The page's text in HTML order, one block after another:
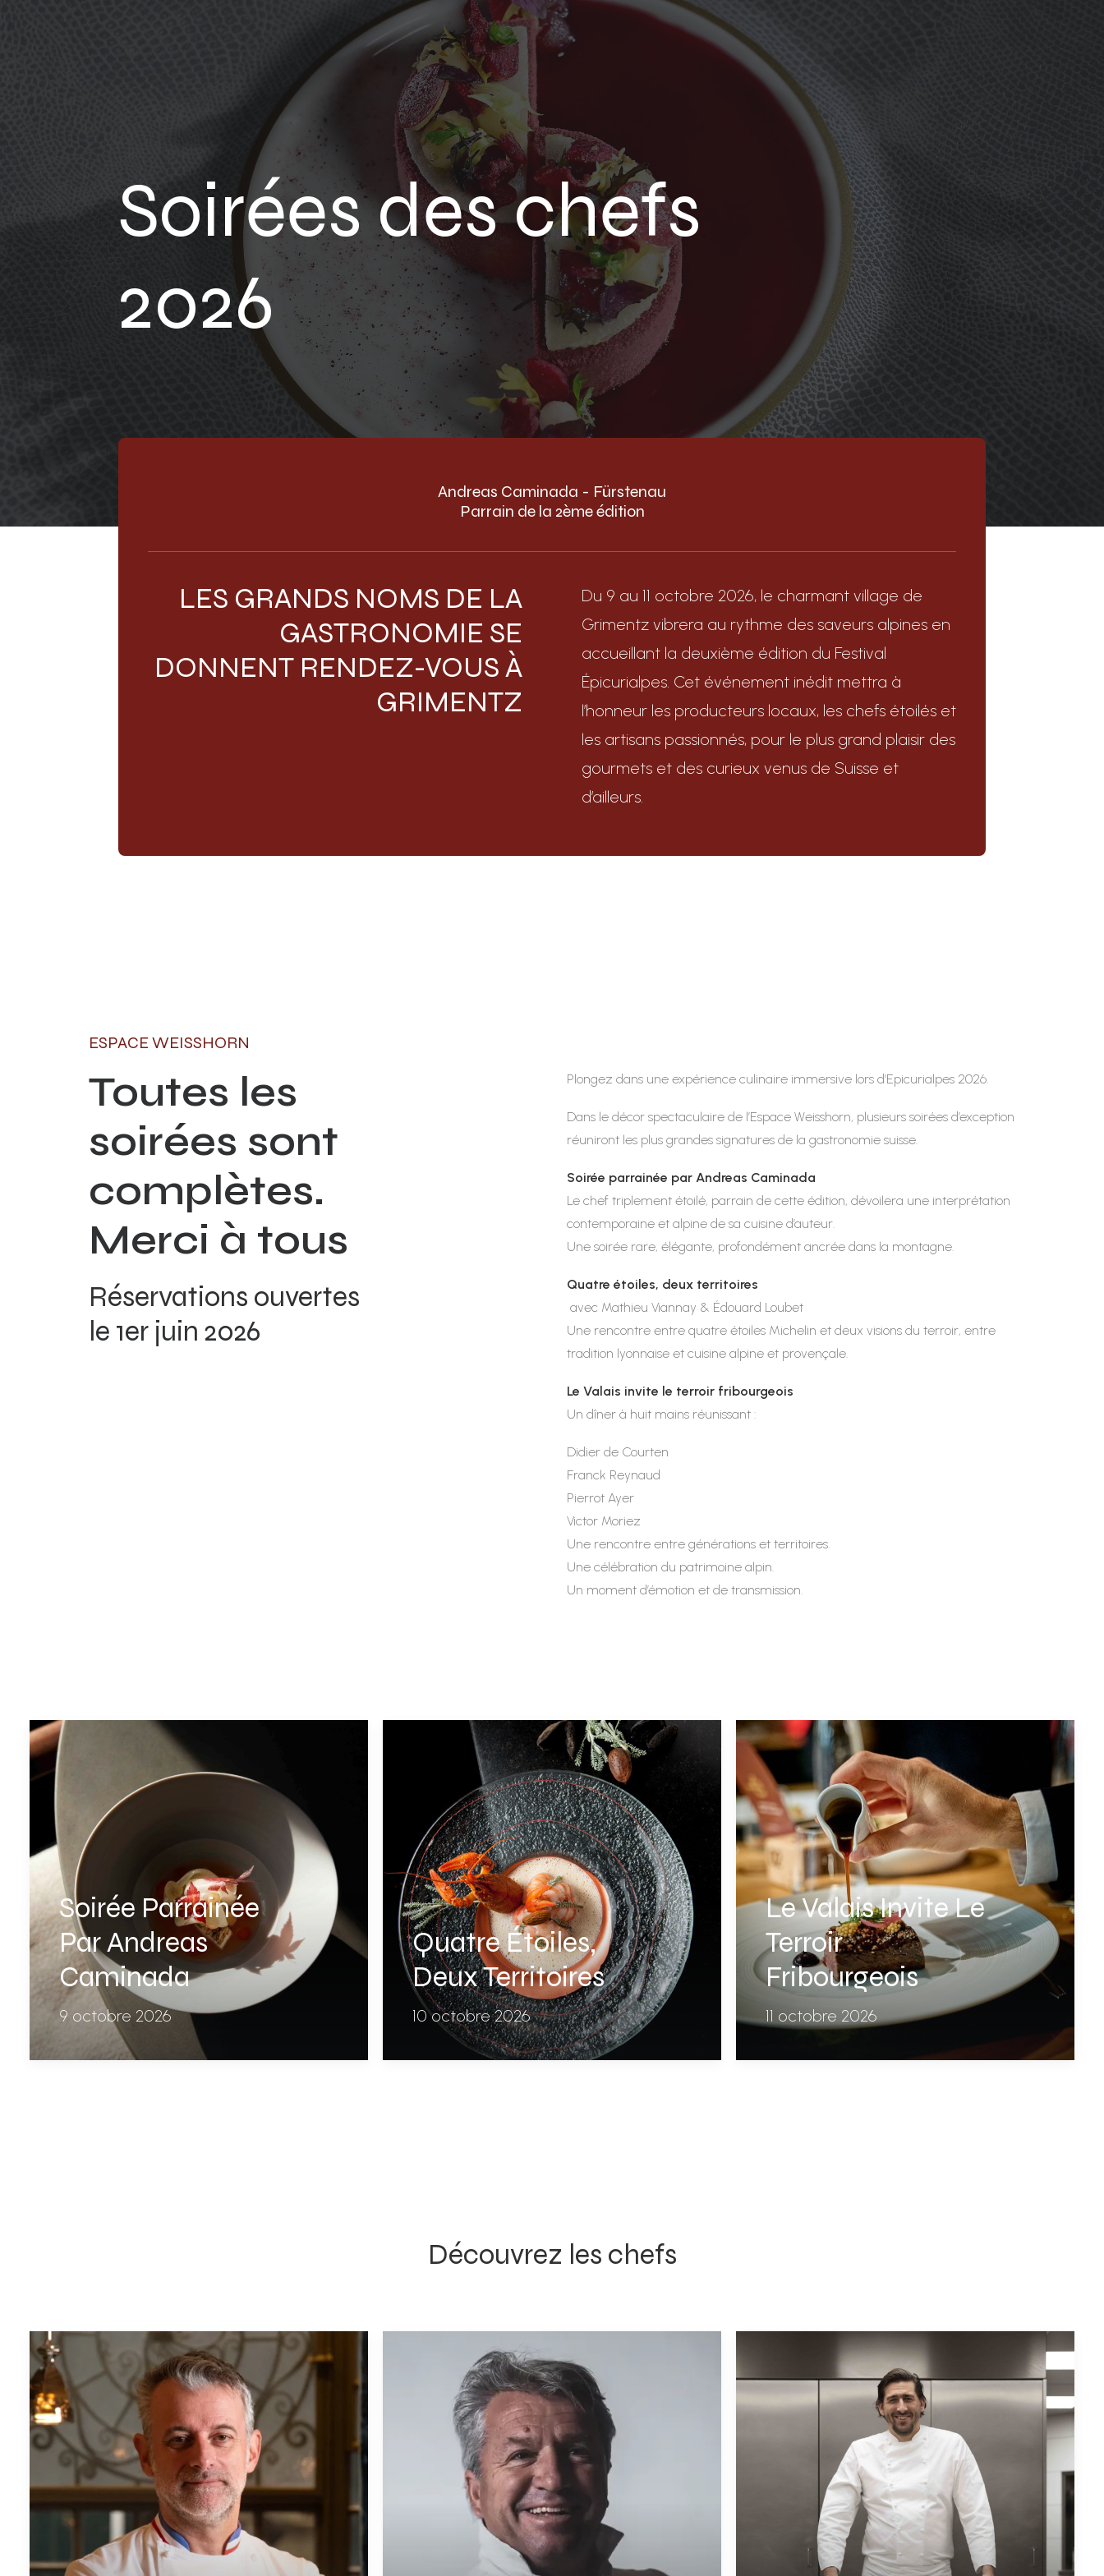
Soirées des chefs
2026
Andreas Caminada - Fürstenau
Parrain de la 2ème édition
LES GRANDS NOMS DE LA
GASTRONOMIE SE
DONNENT RENDEZ-VOUS À
GRIMENTZ
Du 9 au 11 octobre 2026, le charmant village de
Grimentz vibrera au rythme des saveurs alpines en
accueillant la deuxième édition du Festival
Épicurialpes. Cet événement inédit mettra à
l’honneur les producteurs locaux, les chefs étoilés et
les artisans passionnés, pour le plus grand plaisir des
gourmets et des curieux venus de Suisse et
d’ailleurs.
ESPACE WEISSHORN
Toutes les
soirées sont
complètes.
Merci à tous
Réservations ouvertes
le 1er juin 2026
Plongez dans une expérience culinaire immersive lors d’Epicurialpes 2026.
Dans le décor spectaculaire de l’Espace Weisshorn, plusieurs soirées d’exception
réuniront les plus grandes signatures de la gastronomie suisse.
Soirée parrainée par Andreas Caminada
Le chef triplement étoilé, parrain de cette édition, dévoilera une interprétation
contemporaine et alpine de sa cuisine d’auteur.
Une soirée rare, élégante, profondément ancrée dans la montagne.
Quatre étoiles, deux territoires
avec Mathieu Viannay & Édouard Loubet
Une rencontre entre quatre étoiles Michelin et deux visions du terroir, entre
tradition lyonnaise et cuisine alpine et provençale.
Le Valais invite le terroir fribourgeois
Un dîner à huit mains réunissant :
Didier de Courten
Franck Reynaud
Pierrot Ayer
Victor Moriez
Une rencontre entre générations et territoires.
Une célébration du patrimoine alpin.
Un moment d’émotion et de transmission.
Soirée Parrainée
Par Andreas
Caminada
9 octobre 2026
Quatre Étoiles,
Deux Territoires
10 octobre 2026
Le Valais Invite Le
Terroir
Fribourgeois
11 octobre 2026
Découvrez les chefs